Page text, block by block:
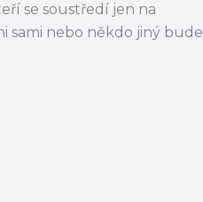
se soustředí jen na
sami nebo někdo jiný bude